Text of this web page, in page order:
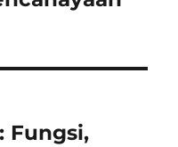
Fungsi,